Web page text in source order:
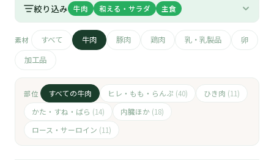
🐷
🍗
絞り込み 牛肉 和える・サラダ 主食
素材 すべて 牛肉 豚肉 鶏肉 乳・乳製品
卵
加工品
部位 すべての牛肉 ヒレ・もも・らんぷ (40) ひき肉 (11)
かた・すね・ばら (14) 内臓ほか (18)
ロース・サーロイン (11)